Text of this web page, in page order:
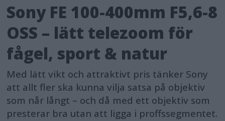
Sony FE 100-400mm F5,6-8
OSS – lätt telezoom för
fågel, sport & natur
Med lätt vikt och attraktivt pris tänker Sony
att allt fler ska kunna vilja satsa på objektiv
som når långt – och då med ett objektiv som
presterar bra utan att ligga i proffssegmentet.